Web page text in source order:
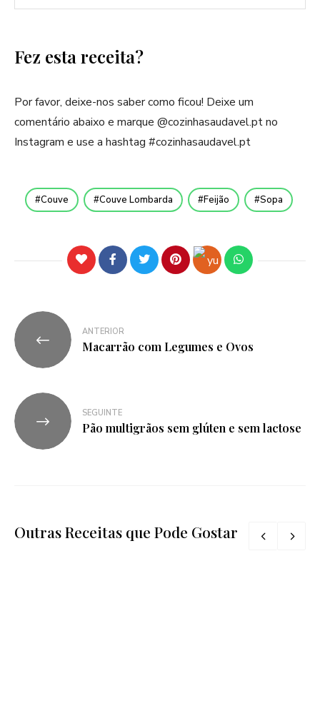
Fez esta receita?
Por favor, deixe-nos saber como ficou! Deixe um
comentário abaixo e marque @cozinhasaudavel.pt no
Instagram e use a hashtag #cozinhasaudavel.pt
Couve Couve Lombarda Feijão Sopa
ANTERIOR
Macarrão com Legumes e Ovos
SEGUINTE
Pão multigrãos sem glúten e sem lactose
Outras Receitas que Pode Gostar